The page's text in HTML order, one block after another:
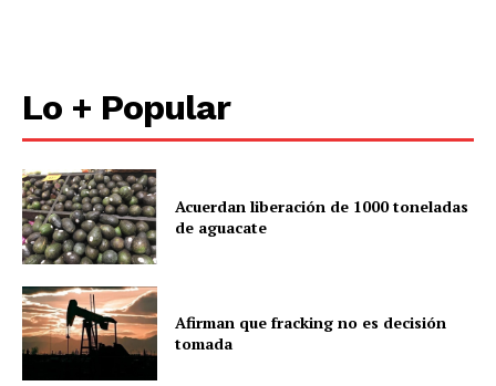
Lo + Popular
Acuerdan liberación de 1000 toneladas
de aguacate
Afirman que fracking no es decisión
tomada